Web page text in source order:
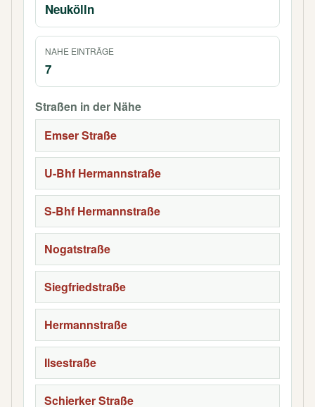
Neukölln
NAHE EINTRÄGE
7
Straßen in der Nähe
Emser Straße
U-Bhf Hermannstraße
S-Bhf Hermannstraße
Nogatstraße
Siegfriedstraße
Hermannstraße
Ilsestraße
Schierker Straße